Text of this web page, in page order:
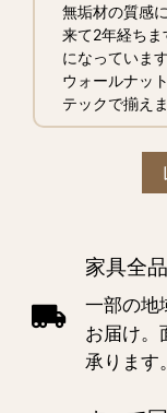
無垢材の質感
来て2年経ち
になっていま
ウォールナッ
テックで揃えま
家具全
一部の地
お届け。
承ります。